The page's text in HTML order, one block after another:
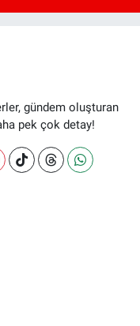
gündem oluşturan
pek çok detay!